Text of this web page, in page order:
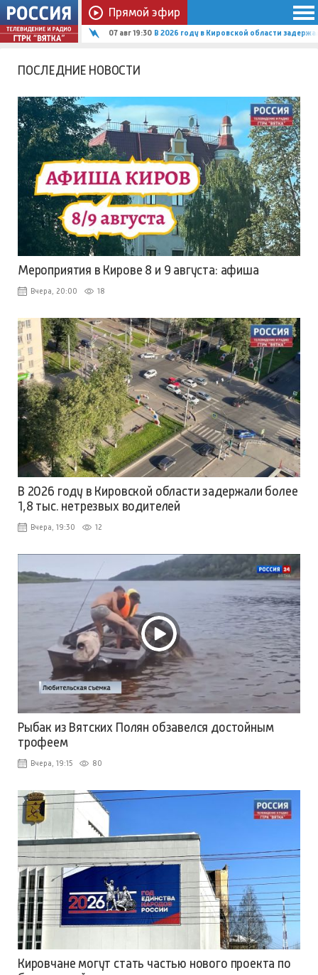
Прямой эфир
07 авг 19:15 Рыбак из Вятских Полян обзавелся
ПОСЛЕДНИЕ НОВОСТИ
Мероприятия в Кирове 8 и 9 августа: афиша
Вчера, 20:00 18
В 2026 году в Кировской области задержали более
1,8 тыс. нетрезвых водителей
Вчера, 19:30 12
Рыбак из Вятских Полян обзавелся достойным
трофеем
Вчера, 19:15 80
Кировчане могут стать частью нового проекта по